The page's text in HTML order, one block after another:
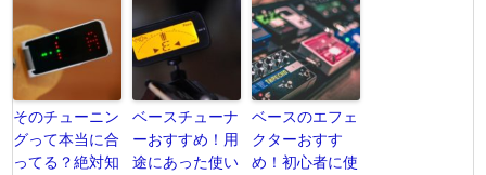
そのチューニン
グって本当に合
ってる？絶対知
ベースチューナ
ーおすすめ！用
途にあった使い
ベースのエフェ
クターおすす
め！初心者に使